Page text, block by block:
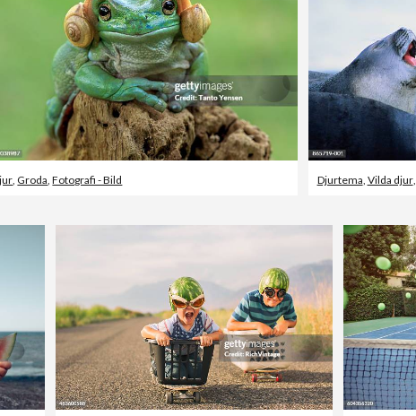
, Groda,Fotografi - Bild Djurtema, Vilda djur,